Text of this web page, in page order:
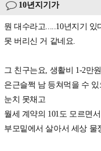
10년지기가
뭔 대수라고.....10년지기
못 버리신 거 같네요.
그 친구는요, 생활비 1-2만
은근슬쩍 남 등쳐먹을 수
눈치 못채고
월세 계약의 101도 모르면
부모밑에서 살아서 세상 물